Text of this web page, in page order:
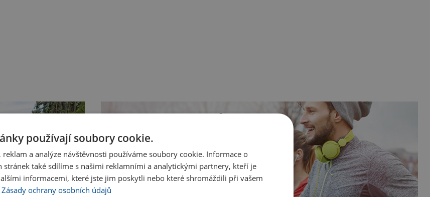
používají soubory cookie.
reklam a analýze návštěvnosti používáme soubory cookie. Informace o
stránek také sdílíme s našimi reklamními a analytickými partnery, kteří je
informacemi, které jste jim poskytli nebo které shromáždili při vašem
Zásady ochrany osobních údajů